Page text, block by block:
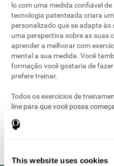
This website uses cookies
lo com uma medida confiável
tecnologia patenteada criara
personalizado que se adapte
uma perspectiva sobre as suas
aprender a melhorar com
mental a sua medida. Você
formação você gostaria de
prefere treinar.
Todos os exercícios de
line para que você possa
cerebral quando quiser. Os
divertidos e fáceis de fazer.